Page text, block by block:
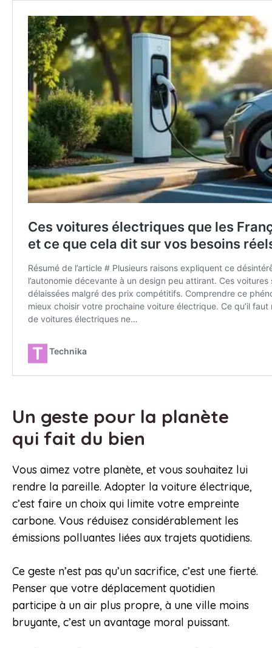
Un geste pour la planète
qui fait du bien
Vous aimez votre planète, et vous souhaitez lui
rendre la pareille. Adopter la voiture électrique,
c’est faire un choix qui limite votre empreinte
carbone. Vous réduisez considérablement les
émissions polluantes liées aux trajets quotidiens.
Ce geste n’est pas qu’un sacrifice, c’est une fierté.
Penser que votre déplacement quotidien
participe à un air plus propre, à une ville moins
bruyante, c’est un avantage moral puissant.